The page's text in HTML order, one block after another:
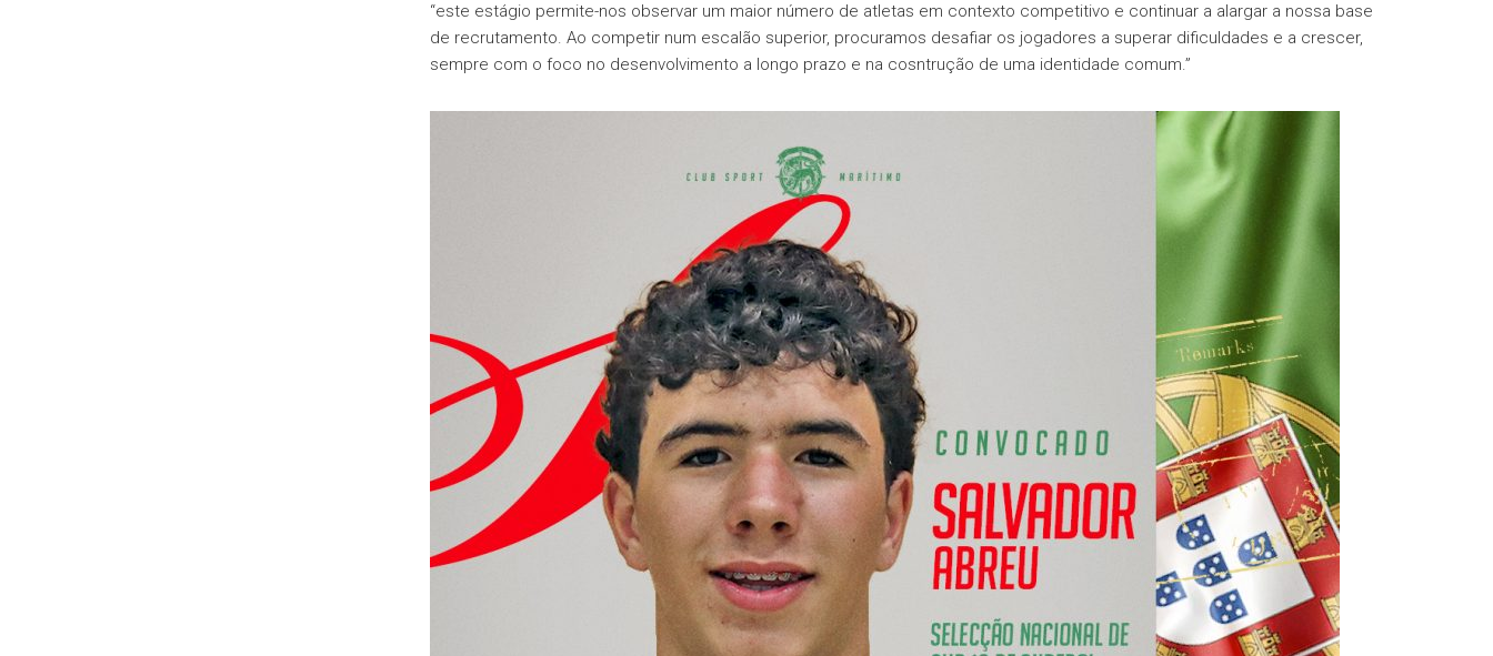
“este estágio permite-nos observar um maior número de atletas em contexto competitivo e continuar a alargar a nossa base
de recrutamento. Ao competir num escalão superior, procuramos desafiar os jogadores a superar dificuldades e a crescer,
sempre com o foco no desenvolvimento a longo prazo e na cosntrução de uma identidade comum.”